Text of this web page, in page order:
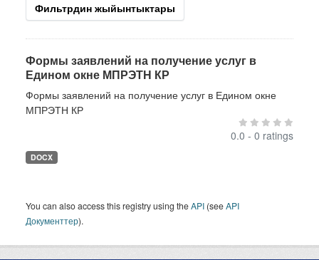
Фильтрдин жыйынтыктары
Формы заявлений на получение услуг в
Едином окне МПРЭТН КР
Формы заявлений на получение услуг в Едином окне
МПРЭТН КР
0.0 - 0 ratings
DOCX
You can also access this registry using theAPI (seeAPI
Документтер).